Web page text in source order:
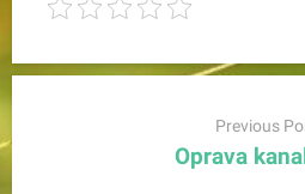
Previous
Oprava